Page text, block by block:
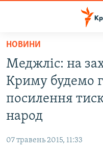
Перейти
основного
матеріалу
Перейти
до
основної
Перейти
ВОДА.КРИМ
ВІДЕО ТА ФОТО
ПОГЛЯД
НОВИНИ
Меджліс: на
Криму будемо
посилення
народ
07 травень 2015, 11:33